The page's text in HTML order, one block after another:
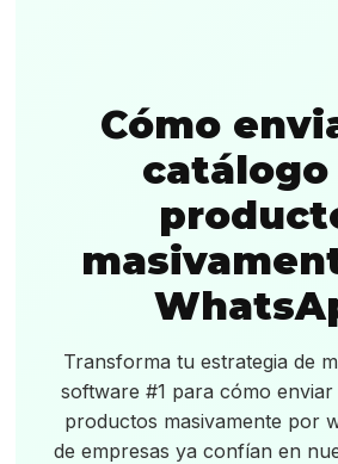
Cómo
catálogo
Transforma tu estrategia de
software #1 para cómo
productos masivamente por
de empresas ya confían en